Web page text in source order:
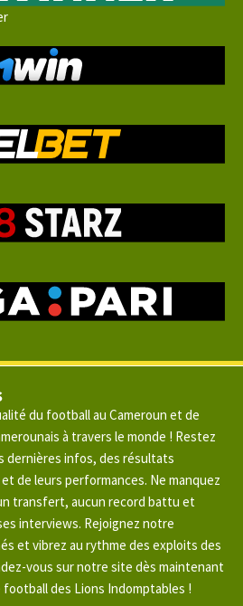
du football au Cameroun et de
à travers le monde ! Restez
dernières infos, des résultats
de leurs performances. Ne manquez
transfert, aucun record battu et
interviews. Rejoignez notre
et vibrez au rythme des exploits des
vous sur notre site dès maintenant
des Lions Indomptables !